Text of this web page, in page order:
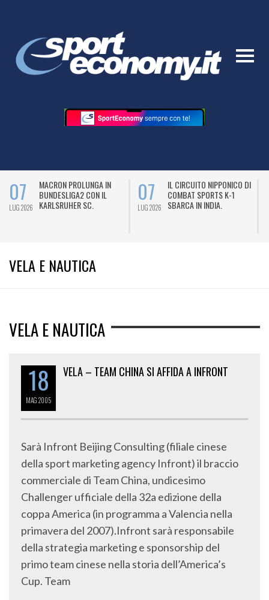
07
LUG 2026
MACRON PROLUNGA IN
BUNDESLIGA2 CON IL
KARLSRUHER SC.
07
LUG 2026
IL CIRCUITO NIPPONICO DI
COMBAT SPORTS K-1
SBARCA IN INDIA.
VELA E NAUTICA
VELA E NAUTICA
18
MAG2005
VELA – TEAM CHINA SI AFFIDA A INFRONT
Sarà Infront Beijing Consulting (filiale cinese
della sport marketing agency Infront) il braccio
commerciale di Team China, undicesimo
Challenger ufficiale della 32a edizione della
coppa America (in programma a Valencia nella
primavera del 2007).Infront sarà responsabile
della strategia marketing e sponsorship del
primo team cinese nella storia dell’America’s
Cup. Team